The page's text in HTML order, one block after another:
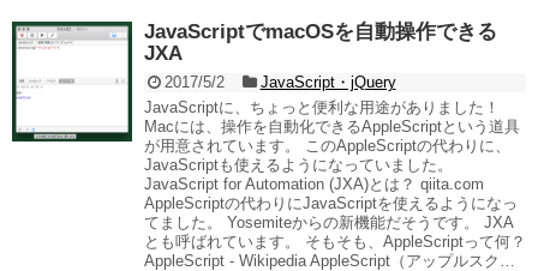
JavaScriptでmacOSを自動操作できる
JXA
2017/5/2
JavaScript・jQuery
JavaScriptに、ちょっと便利な用途がありました！
Macには、操作を自動化できるAppleScriptという道具
が用意されています。 このAppleScriptの代わりに、
JavaScriptも使えるようになっていました。
JavaScript for Automation (JXA)とは？ qiita.com
AppleScriptの代わりにJavaScriptを使えるようになっ
てました。 Yosemiteからの新機能だそうです。 JXA
とも呼ばれています。 そもそも、AppleScriptって何？
AppleScript - Wikipedia AppleScript（アップルスク…